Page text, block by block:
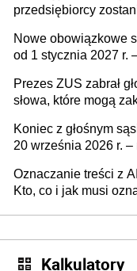
przedsiębiorcy
Nowe obowiązkowe
od 1 stycznia 2027 r.
2027 r.
Prezes ZUS zabrał
słowa, które mogą
Koniec z głośnym
20 września 2026 r. –
mieszkańców
Oznaczanie treści z
Kto, co i jak musi
Kalkulatory